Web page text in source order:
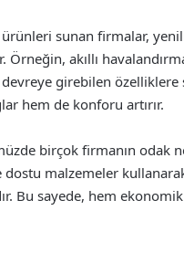
ürünleri sunan firmalar,
akıllı
girebilen
hem de konforu artırır.
birçok firmanın odak
dostu malzemeler
Bu sayede, hem